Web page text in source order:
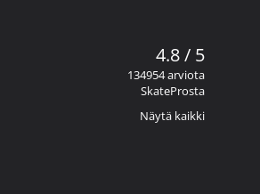
4.8 / 5
134954 arviota
SkateProsta
Näytä kaikki